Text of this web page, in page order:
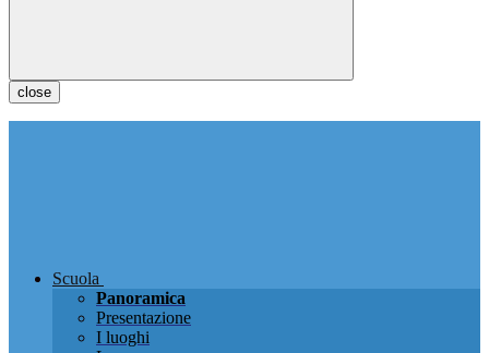
close
Scuola
Panoramica
Presentazione
I luoghi